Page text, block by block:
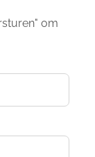
om